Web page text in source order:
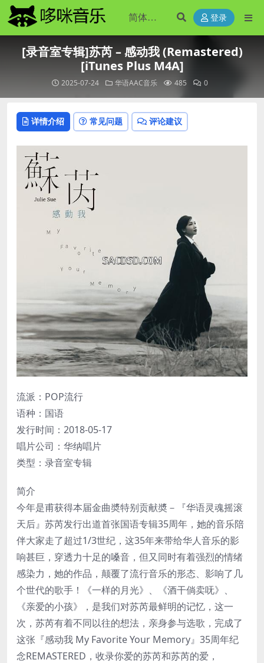
登录
[录音室专辑]苏芮 – 感动我 (Remastered)
[iTunes Plus M4A]
2025-07-24 华语AAC音乐 485 0
详情介绍 常见问题 评论建议
流派：POP流行
语种：国语
发行时间：2018-05-17
唱片公司：华纳唱片
类型：录音室专辑
简介
今年是甫获得本届金曲奬特别贡献奬－『华语灵魂摇滚
天后』苏芮发行出道首张国语专辑35周年，她的音乐陪
伴大家走了超过1/3世纪，这35年来带给华人音乐的影
响甚巨，穿透力十足的嗓音，但又同时有着强烈的情绪
感染力，她的作品，颠覆了流行音乐的形态、影响了几
个世代的歌手！《一样的月光》、《酒干倘卖呒》、
《亲爱的小孩》，是我们对苏芮最鲜明的记忆，这一
次，苏芮有着不同以往的想法，亲身参与选歌，完成了
这张『感动我 My Favorite Your Memory』35周年纪
念REMASTERED，收录你爱的苏芮和苏芮的爱，